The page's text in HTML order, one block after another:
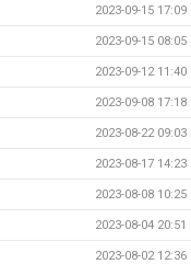
2023-09-15 17:09
2023-09-15 08:05
2023-09-12 11:40
2023-09-08 17:18
2023-08-22 09:03
2023-08-17 14:23
2023-08-08 10:25
2023-08-04 20:51
2023-08-02 12:36